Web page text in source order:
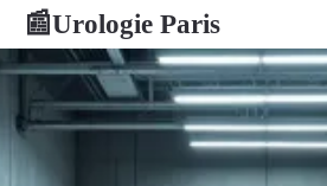
📰Urologie Paris